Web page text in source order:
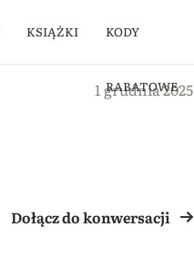
KSIĄŻKI KODY
RABATOWE
1 grudnia 2025
Dołącz do konwersacji